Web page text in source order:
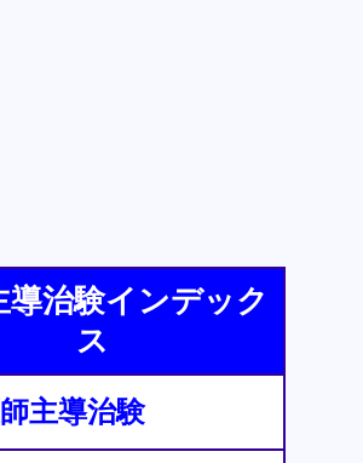
導治験インデック
ス
主導治験